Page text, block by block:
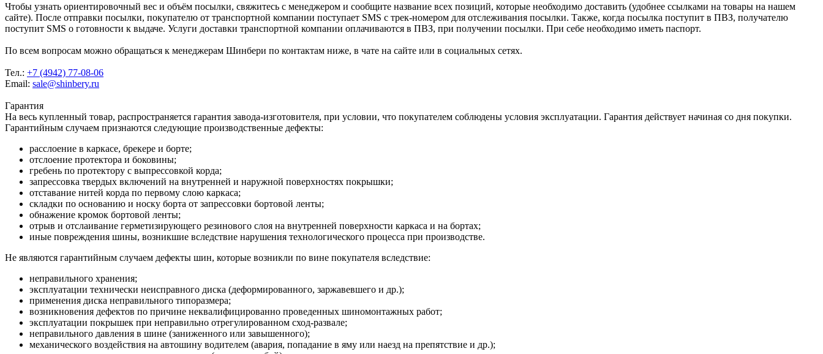
Чтобы узнать ориентировочный вес и объём посылки, свяжитесь с менеджером и сообщите название всех позиций, которые необходимо доставить (удобнее ссылками на товары на нашем
сайте). После отправки посылки, покупателю от транспортной компании поступает SMS с трек-номером для отслеживания посылки. Также, когда посылка поступит в ПВЗ, получателю
поступит SMS о готовности к выдаче. Услуги доставки транспортной компании оплачиваются в ПВЗ, при получении посылки. При себе необходимо иметь паспорт.
По всем вопросам можно обращаться к менеджерам Шинбери по контактам ниже, в чате на сайте или в социальных сетях.
Тел.: +7 (4942) 77-08-06
Email: sale@shinbery.ru
Гарантия
На весь купленный товар, распространяется гарантия завода-изготовителя, при условии, что покупателем соблюдены условия эксплуатации. Гарантия действует начиная со дня покупки.
Гарантийным случаем признаются следующие производственные дефекты:
расслоение в каркасе, брекере и борте;
отслоение протектора и боковины;
гребень по протектору с выпрессовкой корда;
запрессовка твердых включений на внутренней и наружной поверхностях покрышки;
отставание нитей корда по первому слою каркаса;
складки по основанию и носку борта от запрессовки бортовой ленты;
обнажение кромок бортовой ленты;
отрыв и отслаивание герметизирующего резинового слоя на внутренней поверхности каркаса и на бортах;
иные повреждения шины, возникшие вследствие нарушения технологического процесса при производстве.
Не являются гарантийным случаем дефекты шин, которые возникли по вине покупателя вследствие:
неправильного хранения;
эксплуатации технически неисправного диска (деформированного, заржавевшего и др.);
применения диска неправильного типоразмера;
возникновения дефектов по причине неквалифицированно проведенных шиномонтажных работ;
эксплуатации покрышек при неправильно отрегулированном сход-развале;
неправильного давления в шине (заниженного или завышенного);
механического воздействия на автошину водителем (авария, попадание в яму или наезд на препятствие и др.);